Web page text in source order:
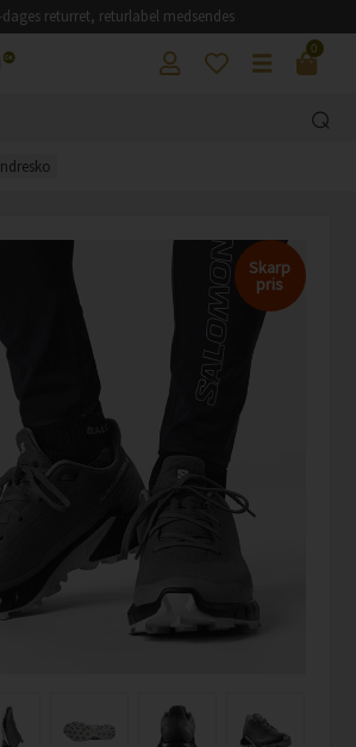
dages returret, returlabel medsendes
0
Skarp
pris